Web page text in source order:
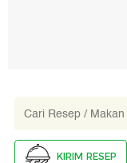
KIRIM RESEP